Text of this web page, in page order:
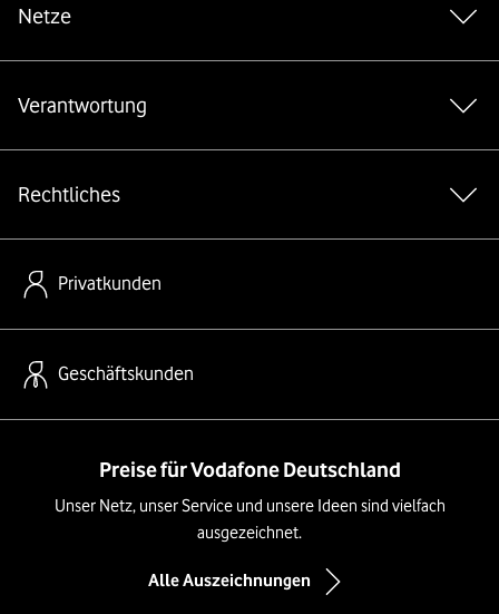
Netze
Verantwortung
Rechtliches
Privatkunden
Geschäftskunden
Preise für Vodafone Deutschland
Unser Netz, unser Service und unsere Ideen sind vielfach
ausgezeichnet.
Alle Auszeichnungen